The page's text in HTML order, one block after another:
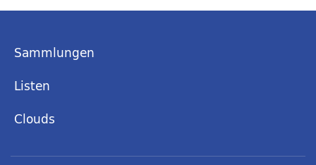
Sammlungen
Listen
Clouds